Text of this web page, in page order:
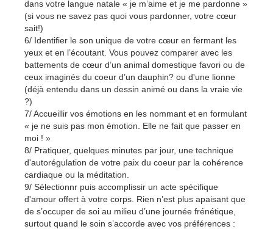
dans votre langue natale « je m’aime et je me pardonne »
(si vous ne savez pas quoi vous pardonner, votre cœur
sait!)
6/ Identifier le son unique de votre cœur en fermant les
yeux et en l’écoutant. Vous pouvez comparer avec les
battements de cœur d’un animal domestique favori ou de
ceux imaginés du coeur d’un dauphin? ou d'une lionne
(déjà entendu dans un dessin animé ou dans la vraie vie
?)
7/ Accueillir vos émotions en les nommant et en formulant
« je ne suis pas mon émotion. Elle ne fait que passer en
moi ! »
8/ Pratiquer, quelques minutes par jour, une technique
d'autorégulation de votre paix du coeur par la cohérence
cardiaque ou la méditation.
9/ Sélectionnr puis accomplissir un acte spécifique
d'amour offert à votre corps. Rien n’est plus apaisant que
de s’occuper de soi au milieu d’une journée frénétique,
surtout quand le soin s’accorde avec vos préférences :